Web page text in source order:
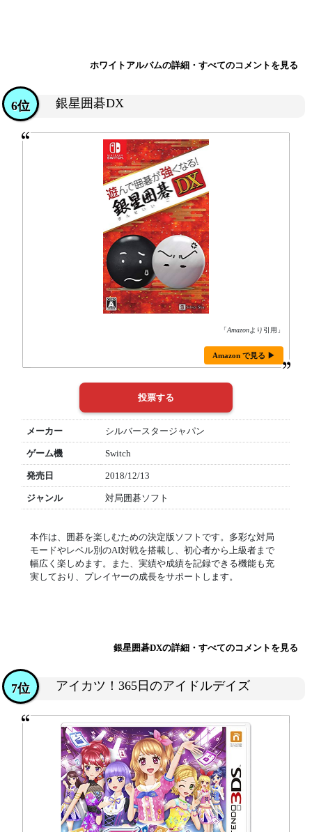
ホワイトアルバムの詳細・すべてのコメントを見る
銀星囲碁DX
6位
「Amazonより引用」
Amazon で見る ▶
メーカー シルバースタージャパン
ゲーム機 Switch
発売日 2018/12/13
ジャンル 対局囲碁ソフト
本作は、囲碁を楽しむための決定版ソフトです。多彩な対局
モードやレベル別のAI対戦を搭載し、初心者から上級者まで
幅広く楽しめます。また、実績や成績を記録できる機能も充
実しており、プレイヤーの成長をサポートします。
銀星囲碁DXの詳細・すべてのコメントを見る
アイカツ！365日のアイドルデイズ
7位